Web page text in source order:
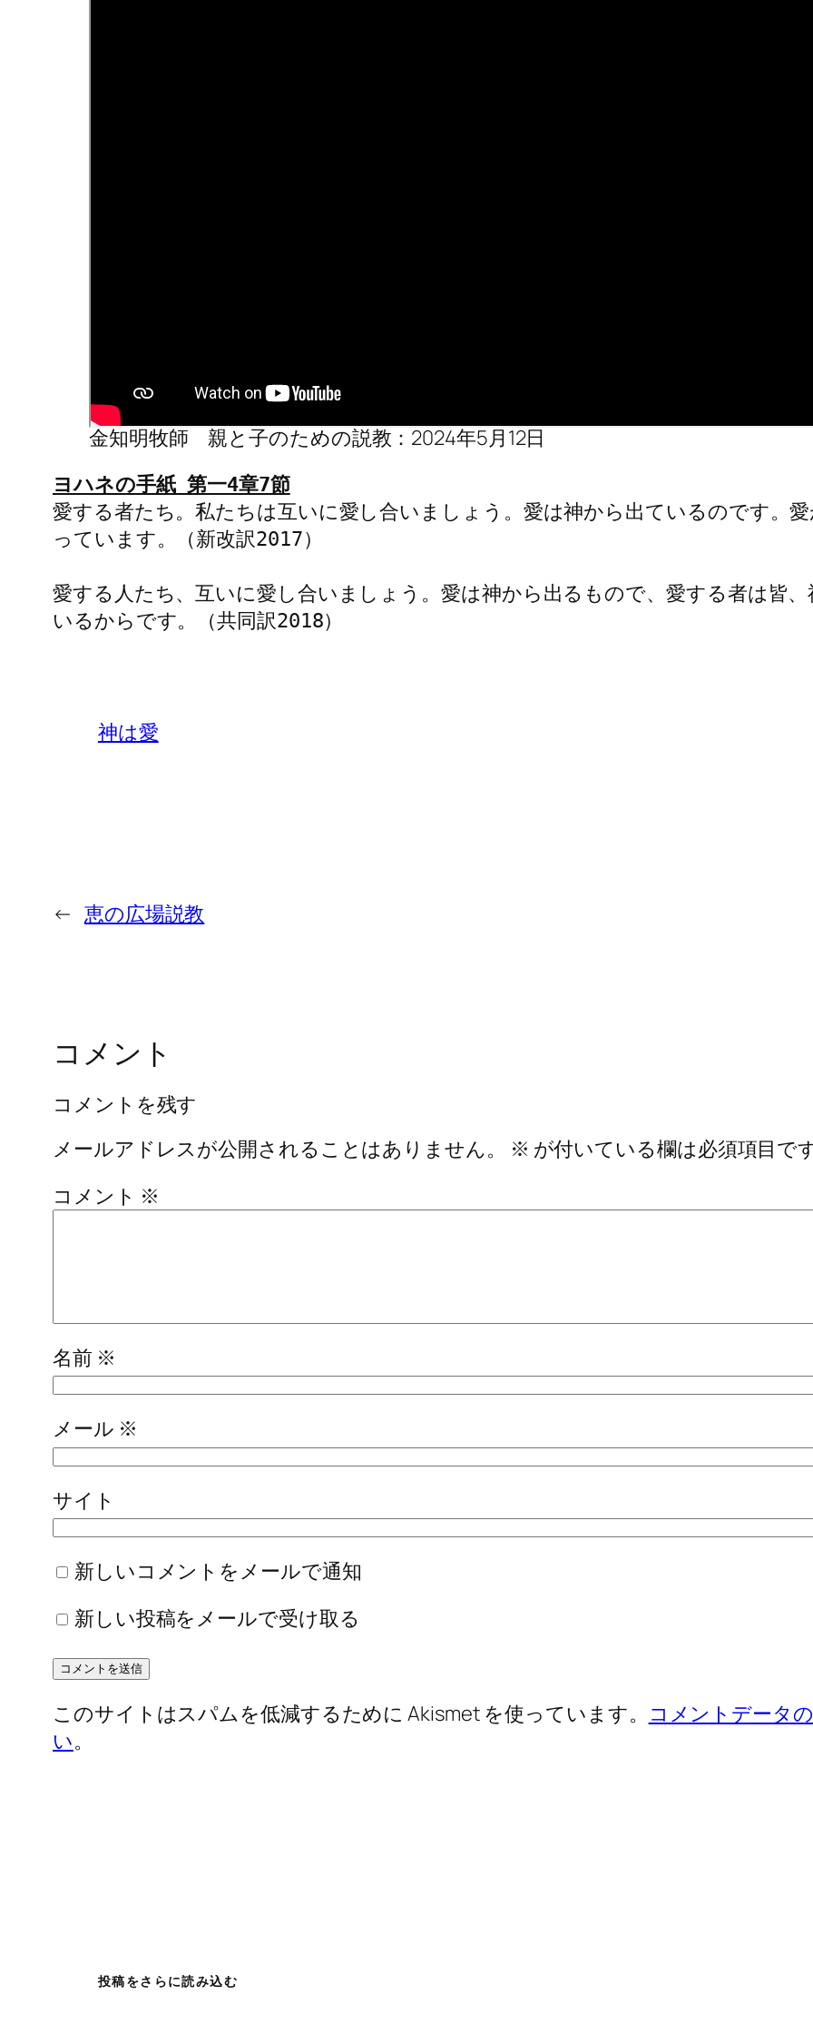
金知明牧師 親と子のための説教：2024年5月12日
ヨハネの手紙 第一4章7節
愛する者たち。私たちは互いに愛し合いましょう。愛は神から出ているのです。
っています。（新改訳2017）
愛する人たち、互いに愛し合いましょう。愛は神から出るもので、愛する者は皆
いるからです。（共同訳2018）
神は愛
← 恵の広場説教
コメント
コメントを残す
メールアドレスが公開されることはありません。
※ が付いている欄は必須項目で
コメント ※
名前 ※
メール ※
サイト
新しいコメントをメールで通知
新しい投稿をメールで受け取る
このサイトはスパムを低減するために Akismet を使っています。 コメントデータ
い。
投稿をさらに読み込む